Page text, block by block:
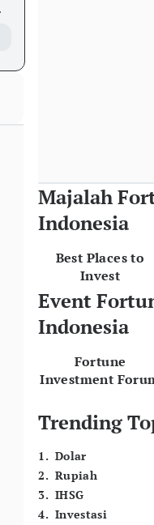
Majalah
Indonesia
Best Places to
Invest
Event
Indonesia
Fortune
Investment
Trending
1. Dolar
2. Rupiah
3. IHSG
4. Investasi